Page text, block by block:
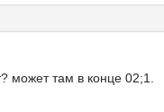
может там в конце 02;1.